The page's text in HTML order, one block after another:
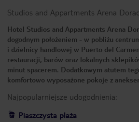
Studios and Appartments Arena
Hotel Studios and Appartments Arena
dogodnym położeniem - w pobliżu
i dzielnicy handlowej w Puerto del
restauracji, barów oraz lokalnych
minut spacerem. Dodatkowym atutem
komfortowo wyposażone pokoje z
Najpopularniejsze udogodnienia:
Piaszczysta plaża